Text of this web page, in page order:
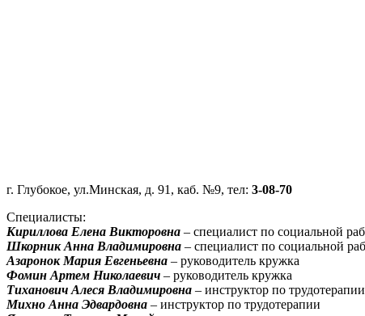
г. Глубокое, ул.Минская, д. 91, каб. №9, тел: 3-08-70
Специалисты:
Кириллова Елена Викторовна – специалист по социальной
Шкорник Анна Владимировна – специалист по социальной
Азаронок Мария Евгеньевна – руководитель кружка
Фомин Артем Николаевич – руководитель кружка
Тиханович Алеся Владимировна – инструктор по трудотерапии
Михно Анна Эдвардовна – инструктор по трудотерапии